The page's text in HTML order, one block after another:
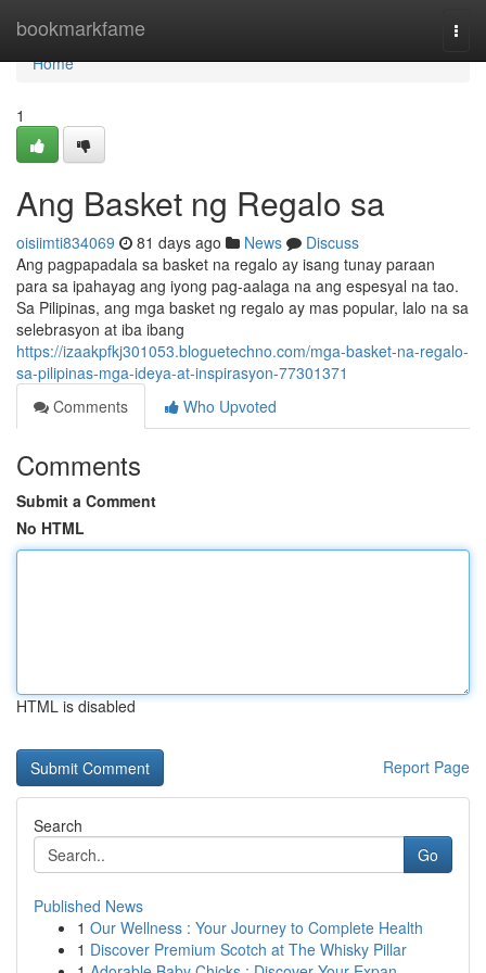
bookmarkfame
Home
Home
1
Ang Basket ng Regalo sa
oisiimti834069 81 days ago News
Discuss
Ang pagpapadala sa basket na regalo ay isang tunay paraan
para sa ipahayag ang iyong pag-aalaga na ang espesyal na tao.
Sa Pilipinas, ang mga basket ng regalo ay mas popular, lalo na sa
selebrasyon at iba ibang
https://izaakpfkj301053.bloguetechno.com/mga-basket-na-regalo-
sa-pilipinas-mga-ideya-at-inspirasyon-77301371
Comments
Who Upvoted
Comments
Submit a Comment
No HTML
HTML is disabled
Report Page
Search
Go
Published News
1 Our Wellness : Your Journey to Complete Health
1 Discover Premium Scotch at The Whisky Pillar